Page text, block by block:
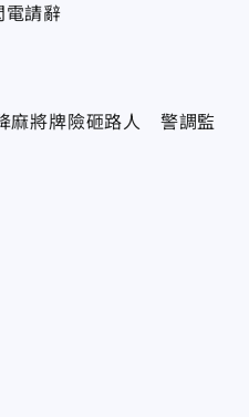
電請辭
麻將牌險砸路人 警調監